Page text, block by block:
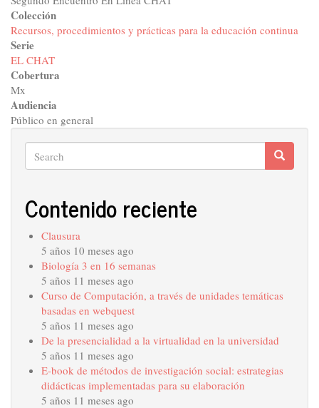
Colección
Recursos, procedimientos y prácticas para la educación continua
Serie
EL CHAT
Cobertura
Mx
Audiencia
Público en general
Search
Search Search
Contenido reciente
Clausura
5 años 10 meses ago
Biología 3 en 16 semanas
5 años 11 meses ago
Curso de Computación, a través de unidades temáticas
basadas en webquest
5 años 11 meses ago
De la presencialidad a la virtualidad en la universidad
5 años 11 meses ago
E-book de métodos de investigación social: estrategias
didácticas implementadas para su elaboración
5 años 11 meses ago